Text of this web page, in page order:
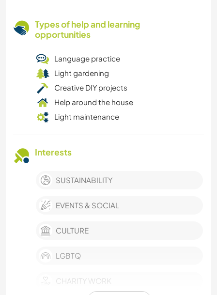
Types of help and learning
opportunities
Language practice
Light gardening
Creative DIY projects
Help around the house
Light maintenance
Interests
SUSTAINABILITY
EVENTS & SOCIAL
CULTURE
LGBTQ
CHARITY WORK